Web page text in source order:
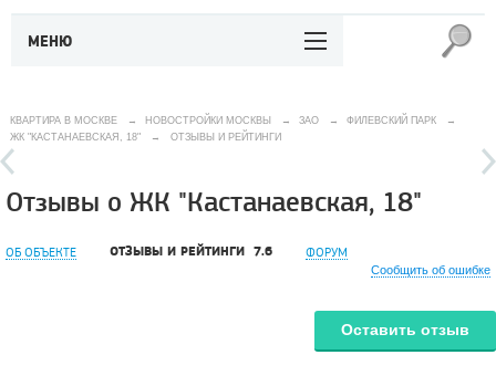
МЕНЮ
КВАРТИРА В МОСКВЕ → НОВОСТРОЙКИ МОСКВЫ → ЗАО → ФИЛЕВСКИЙ ПАРК
→
ЖК "КАСТАНАЕВСКАЯ, 18"
→ ОТЗЫВЫ И РЕЙТИНГИ
Отзывы о ЖК "Кастанаевская, 18"
ОБ ОБЪЕКТЕ ОТЗЫВЫ И РЕЙТИНГИ 7.6 ФОРУМ
Сообщить об ошибке
Оставить отзыв